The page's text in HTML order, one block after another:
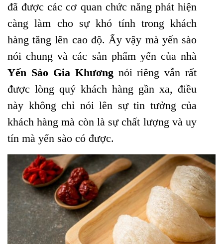
đã được các cơ quan chức năng phát hiện
càng làm cho sự khó tính trong khách
hàng tăng lên cao độ. Ấy vậy mà yến sào
nói chung và các sản phẩm yến của nhà
Yến Sào Gia Khươngnói riêng vẫn rất
được lòng quý khách hàng gần xa, điều
này không chỉ nói lên sự tin tưởng của
khách hàng mà còn là sự chất lượng và uy
tín mà yến sào có được.